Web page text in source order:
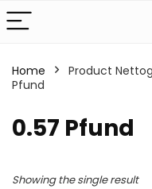
Home Product
Pfund
‎0.57 Pfund
Showing the single result